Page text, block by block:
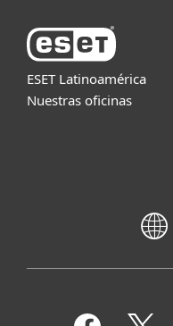
ESET Latinoamérica
Nuestras oficinas